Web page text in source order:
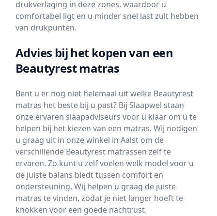
drukverlaging in deze zones, waardoor u
comfortabel ligt en u minder snel last zult hebben
van drukpunten.
Advies bij het kopen van een
Beautyrest matras
Bent u er nog niet helemaal uit welke Beautyrest
matras het beste bij u past? Bij Slaapwel staan
onze ervaren slaapadviseurs voor u klaar om u te
helpen bij het kiezen van een matras. Wij nodigen
u graag uit in onze winkel in Aalst om de
verschillende Beautyrest matrassen zelf te
ervaren. Zo kunt u zelf voelen welk model voor u
de juiste balans biedt tussen comfort en
ondersteuning. Wij helpen u graag de juiste
matras te vinden, zodat je niet langer hoeft te
knokken voor een goede nachtrust.